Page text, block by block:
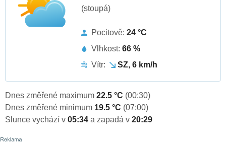
(stoupá)
Pocitově: 24 °C
Vlhkost: 66 %
Vítr:
SZ, 6 km/h
Dnes změřené maximum 22.5 °C (00:30)
Dnes změřené minimum 19.5 °C (07:00)
Slunce vychází v 05:34 a zapadá v 20:29